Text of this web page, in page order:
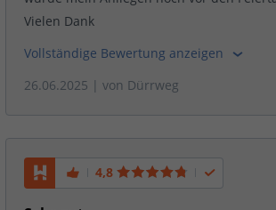
Vielen Dank
Vollständige Bewertung anzeigen
26.06.2025 | von Dürrweg
4,8